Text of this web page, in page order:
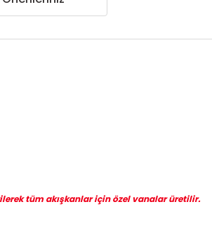
tüm akışkanlar için özel vanalar üretilir.